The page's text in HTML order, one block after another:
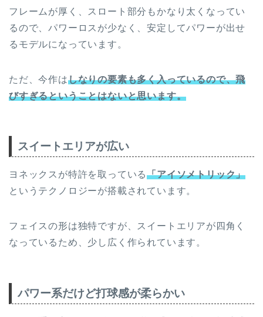
フレームが厚く、スロート部分もかなり太くなってい
るので、パワーロスが少なく、安定してパワーが出せ
るモデルになっています。
ただ、今作はしなりの要素も多く入っているので、飛
びすぎるということはないと思います。
スイートエリアが広い
ヨネックスが特許を取っている「アイソメトリック」
というテクノロジーが搭載されています。
フェイスの形は独特ですが、スイートエリアが四角く
なっているため、少し広く作られています。
パワー系だけど打球感が柔らかい